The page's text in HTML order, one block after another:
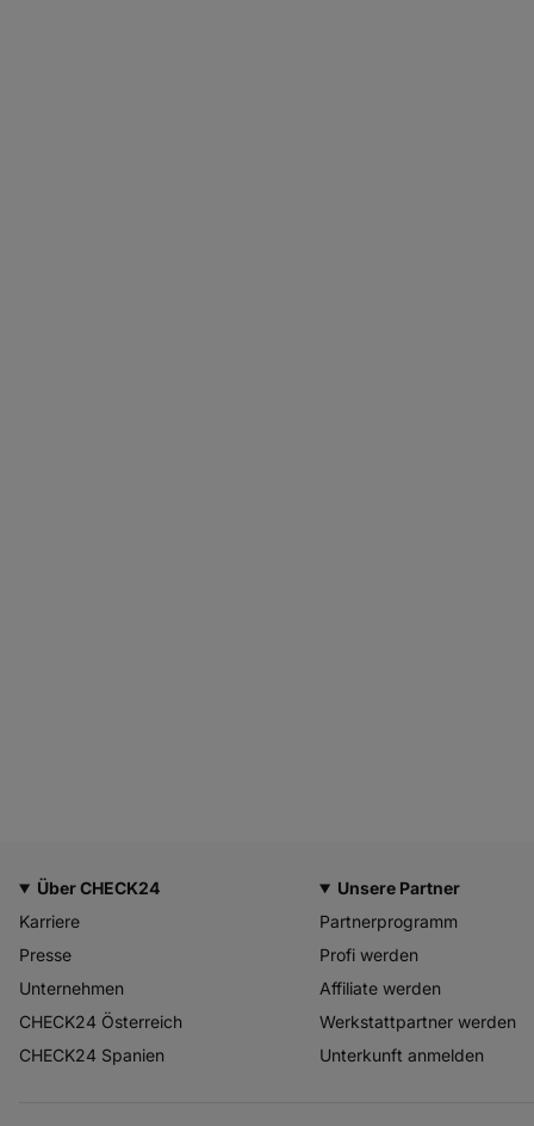
Über CHECK24
Karriere
Presse
Unternehmen
CHECK24 Österreich
CHECK24 Spanien
Unsere Partner
Partnerprogramm
Profi werden
Affiliate werden
Werkstattpartner werden
Unterkunft anmelden